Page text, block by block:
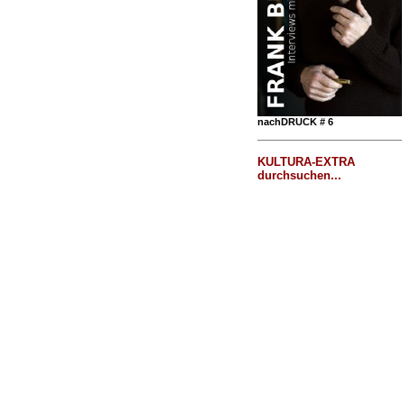
nachDRUCK # 6
KULTURA-EXTRA
durchsuchen...